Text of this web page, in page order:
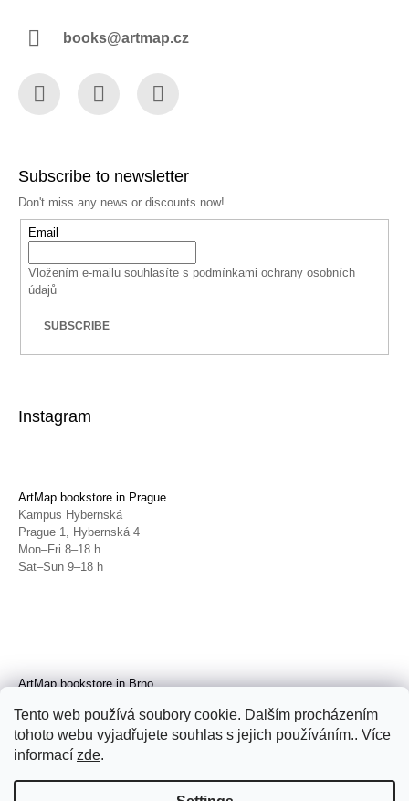
Tento web používá soubory cookie. Dalším procházením
tohoto webu vyjadřujete souhlas s jejich používáním.. Více
informací zde.
books@artmap.cz
Subscribe to newsletter
Don't miss any news or discounts now!
Email
Vložením e-mailu souhlasíte s podmínkami ochrany osobních
údajů
SUBSCRIBE
Instagram
ArtMap bookstore in Prague
Kampus Hybernská
Prague 1, Hybernská 4
Mon–Fri 8–18 h
Sat–Sun 9–18 h
ArtMap bookstore in Brno
Brno, Radnická 4
Tue–Fri 11–19 h
Sat 14–19 h